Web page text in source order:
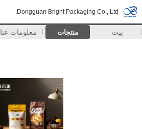
Dongguan Bright Packaging Co., Ltd.
بيت منتجات معلومات عنا